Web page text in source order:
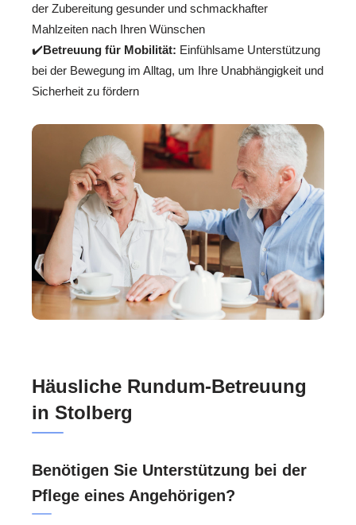
der Zubereitung gesunder und schmackhafter
Mahlzeiten nach Ihren Wünschen
✔️Betreuung für Mobilität: Einfühlsame Unterstützung
bei der Bewegung im Alltag, um Ihre Unabhängigkeit und
Sicherheit zu fördern
Häusliche Rundum-Betreuung
in Stolberg
Benötigen Sie Unterstützung bei der
Pflege eines Angehörigen?